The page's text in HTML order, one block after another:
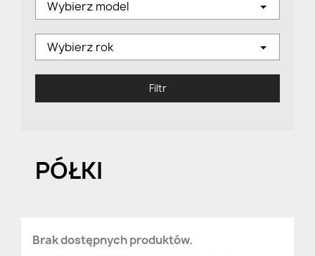
Wybierz model
Wybierz rok
Filtr
PÓŁKI
Brak dostępnych produktów.